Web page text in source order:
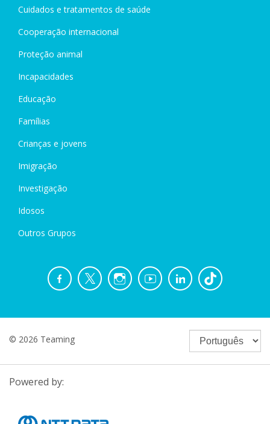
Cuidados e tratamentos de saúde
Cooperação internacional
Proteção animal
Incapacidades
Educação
Famílias
Crianças e jovens
Imigração
Investigação
Idosos
Outros Grupos
© 2026 Teaming
Powered by: